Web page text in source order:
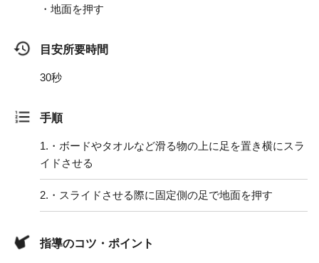
・地面を押す
目安所要時間
30秒
手順
1. ・ボードやタオルなど滑る物の上に足を置き横にスラ
イドさせる
2. ・スライドさせる際に固定側の足で地面を押す
指導のコツ・ポイント